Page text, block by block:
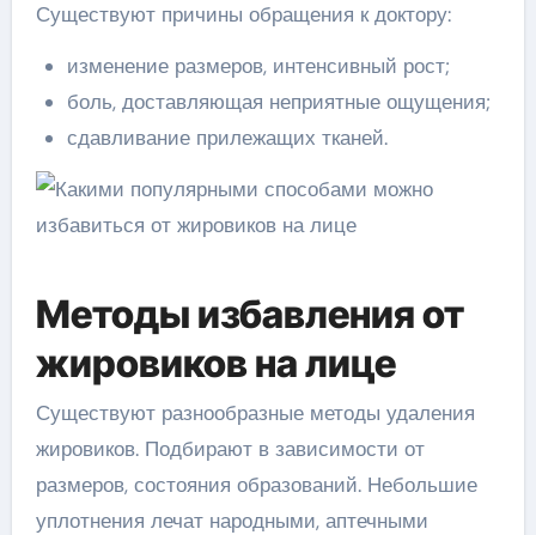
Существуют причины обращения к доктору:
изменение размеров, интенсивный рост;
боль, доставляющая неприятные ощущения;
сдавливание прилежащих тканей.
Методы избавления от
жировиков на лице
Существуют разнообразные методы удаления
жировиков. Подбирают в зависимости от
размеров, состояния образований. Небольшие
уплотнения лечат народными, аптечными